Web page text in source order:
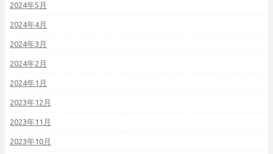
2024年5月
2024年4月
2024年3月
2024年2月
2024年1月
2023年12月
2023年11月
2023年10月